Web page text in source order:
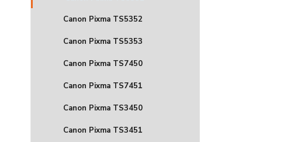
Canon Pixma TS5352
Canon Pixma TS5353
Canon Pixma TS7450
Canon Pixma TS7451
Canon Pixma TS3450
Canon Pixma TS3451